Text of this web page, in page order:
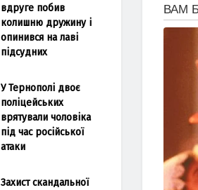
вдруге побив
колишню дружину і
опинився на лаві
підсудних
У Тернополі двоє
поліцейських
врятували чоловіка
під час російської
атаки
Захист скандальної